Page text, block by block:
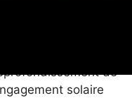
de
solaire